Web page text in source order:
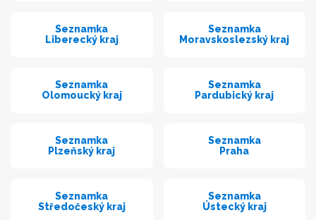
Seznamka
Liberecký kraj
Seznamka
Moravskoslezský kraj
Seznamka
Olomoucký kraj
Seznamka
Pardubický kraj
Seznamka
Plzeňský kraj
Seznamka
Praha
Seznamka
Středočeský kraj
Seznamka
Ústecký kraj